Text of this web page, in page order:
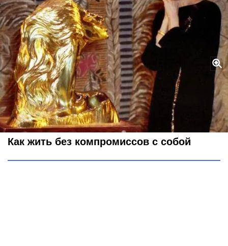
"Характер - это судьба": 5 бесстыдных уроков от Майи
Плисецкой
фото legion-media
Как жить без компромиссов с собой